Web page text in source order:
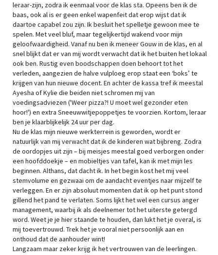
leraar-zijn, zodra ik eenmaal voor de klas sta. Opeens ben ik de
baas, ook al is er geen enkel wapenfeit dat erop wijst dat ik
daartoe capabel zou zijn. Ik besluit het spelletje gewoon mee te
spelen. Met veel bluf, maar tegelijkertijd wakend voor mijn
geloofwaardigheid. Vanaf nu ben ik meneer Gouw in de klas, en al
snel blijkt dat er van mij wordt verwacht dat ik het buiten het lokaal
ook ben. Rustig even boodschappen doen behoort tot het
verleden, aangezien de halve vulploeg erop staat een ‘boks’ te
krijgen van hun nieuwe docent. En achter de kassa tref ik meestal
Ayesha of Kylie die beiden niet schromen mij van
voedingsadviezen ('Weer pizza?! U moet wel gezonder eten
hoor!') en extra Sneeuwwitjepoppetjes te voorzien. Kortom, leraar
ben je klaarblijkelijk 24 uur per dag.
Nu de klas mijn nieuwe werkterrein is geworden, wordt er
natuurlijk van mij verwacht dat ik de kinderen wat bijbreng. Zodra
de oordopjes uit zijn – bij meisjes meestal goed verborgen onder
een hoofddoekje – en mobieltjes van tafel, kan ik met mijn les
beginnen. Althans, dat dacht ik. In het begin kost het mij veel
stemvolume en gezwaai om de aandacht eventjes naar mijzelf te
verleggen. En er zijn absoluut momenten dat ik op het punt stond
gillend het pand te verlaten. Soms lijkt het wel een cursus anger
management, waarbij ik als deelnemer tot het uiterste getergd
word. Weet je je hier staande te houden, dan lukt het je overal, is
mij toevertrouwd. Trek het je vooral niet persoonlijk aan en
onthoud dat de aanhouder wint!
Langzaam maar zeker krijg ik het vertrouwen van de leerlingen.